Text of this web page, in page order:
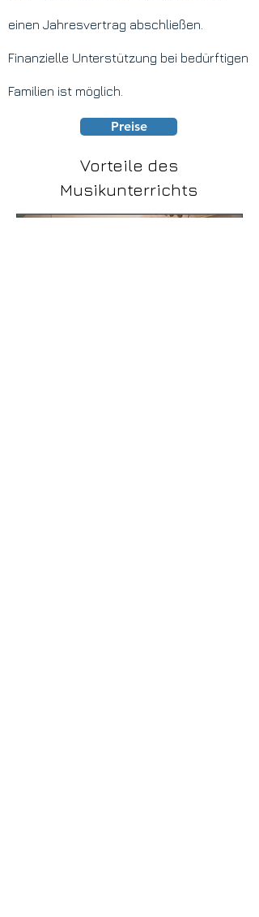
Vorteile des
Musikunterrichts
einen Jahresvertrag abschließen.
Finanzielle Unterstützung bei bedürftigen
Familien ist möglich.
Preise